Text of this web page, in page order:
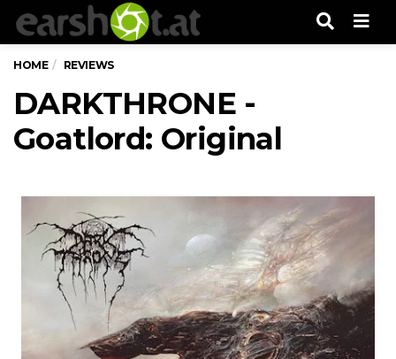
HOME REVIEWS
DARKTHRONE -
Goatlord: Original